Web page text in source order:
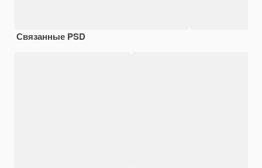
Связанные PSD